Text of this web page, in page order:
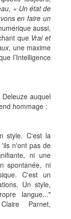
, « Un état de
en faire un
aussi,
que Vrai et
, une maxime
l’Intelligence
auquel
hommage :
style. C'est la
n'ont pas de
ni une
spontanée, ni
C'est un
Un style,
langue..."
Parnet,